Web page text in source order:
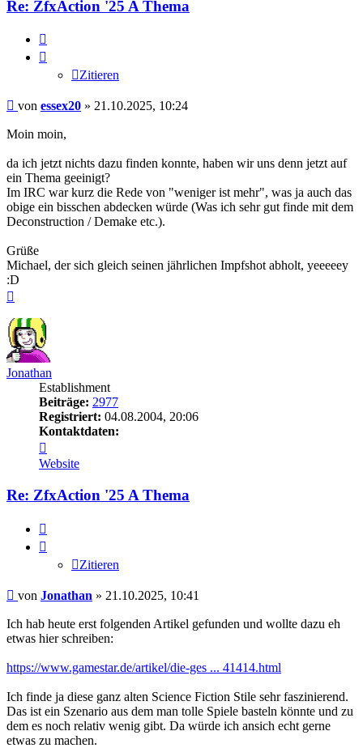
Re: ZfxAction '25 A Thema
Zitieren
Beitrag
von essex20 » 21.10.2025, 10:24
Moin moin,
da ich jetzt nichts dazu finden konnte, haben wir uns denn jetzt auf
ein Thema geeinigt?
Im IRC war kurz die Rede von "weniger ist mehr", was ja auch das
obige ein bisschen abdecken würde (Was ich sehr gut finde mit dem
Deconstruction / Demake etc.).
Grüße
Michael, der sich gleich seinen jährlichen Impfshot abholt, yeeeeey
:D
Jonathan
Establishment
Beiträge: 2977
Registriert: 04.08.2004, 20:06
Kontaktdaten:
von
Jonathan
Website
Re: ZfxAction '25 A Thema
Zitieren
Beitrag
von Jonathan » 21.10.2025, 10:41
Ich hab heute erst folgenden Artikel gefunden und wollte dazu eh
etwas hier schreiben:
https://www.gamestar.de/artikel/die-ges ... 41414.html
Ich finde ja diese ganz alten Science Fiction Stile sehr faszinierend.
Das ist ein Szenario aus dem man tolle Spiele basteln könnte und zu
dem es noch relativ wenig gibt. Da würde ich ansich echt gerne
etwas zu machen.